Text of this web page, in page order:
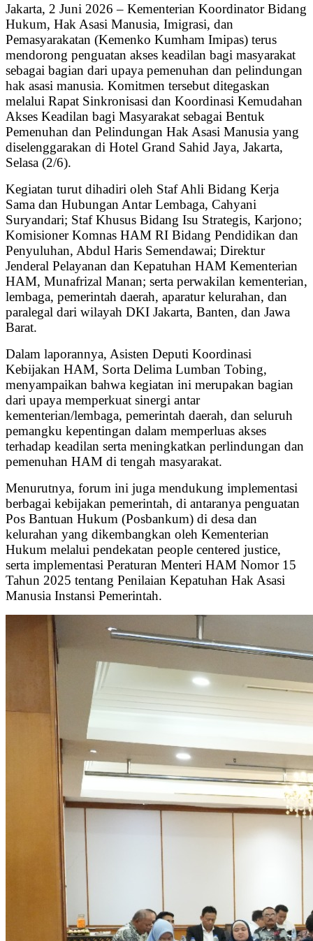
Jakarta, 2 Juni 2026 – Kementerian Koordinator Bidang
Hukum, Hak Asasi Manusia, Imigrasi, dan
Pemasyarakatan (Kemenko Kumham Imipas) terus
mendorong penguatan akses keadilan bagi masyarakat
sebagai bagian dari upaya pemenuhan dan pelindungan
hak asasi manusia. Komitmen tersebut ditegaskan
melalui Rapat Sinkronisasi dan Koordinasi Kemudahan
Akses Keadilan bagi Masyarakat sebagai Bentuk
Pemenuhan dan Pelindungan Hak Asasi Manusia yang
diselenggarakan di Hotel Grand Sahid Jaya, Jakarta,
Selasa (2/6).
Kegiatan turut dihadiri oleh Staf Ahli Bidang Kerja
Sama dan Hubungan Antar Lembaga, Cahyani
Suryandari; Staf Khusus Bidang Isu Strategis, Karjono;
Komisioner Komnas HAM RI Bidang Pendidikan dan
Penyuluhan, Abdul Haris Semendawai; Direktur
Jenderal Pelayanan dan Kepatuhan HAM Kementerian
HAM, Munafrizal Manan; serta perwakilan kementerian,
lembaga, pemerintah daerah, aparatur kelurahan, dan
paralegal dari wilayah DKI Jakarta, Banten, dan Jawa
Barat.
Dalam laporannya, Asisten Deputi Koordinasi
Kebijakan HAM, Sorta Delima Lumban Tobing,
menyampaikan bahwa kegiatan ini merupakan bagian
dari upaya memperkuat sinergi antar
kementerian/lembaga, pemerintah daerah, dan seluruh
pemangku kepentingan dalam memperluas akses
terhadap keadilan serta meningkatkan perlindungan dan
pemenuhan HAM di tengah masyarakat.
Menurutnya, forum ini juga mendukung implementasi
berbagai kebijakan pemerintah, di antaranya penguatan
Pos Bantuan Hukum (Posbankum) di desa dan
kelurahan yang dikembangkan oleh Kementerian
Hukum melalui pendekatan people centered justice,
serta implementasi Peraturan Menteri HAM Nomor 15
Tahun 2025 tentang Penilaian Kepatuhan Hak Asasi
Manusia Instansi Pemerintah.